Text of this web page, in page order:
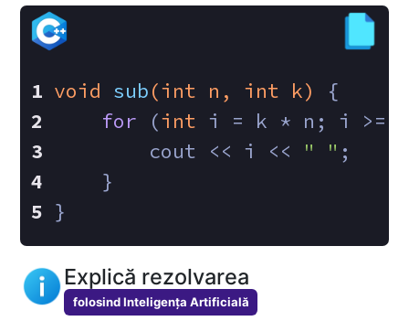
void sub(int n, int k)
{
for (int i = k * n; i >=
        cout << i <<
" " ;
    }
}
Explică rezolvarea
folosind Inteligența Artificială